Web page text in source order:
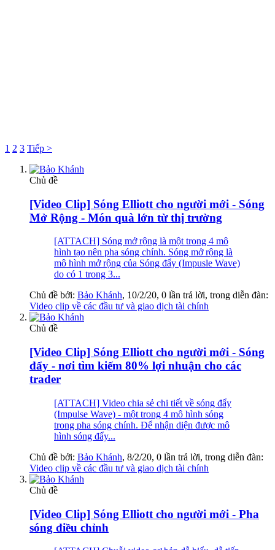
1 2 3 Tiếp >
Chủ đề
[Video Clip] Sóng Elliott cho người mới - Sóng
Mở Rộng - Món quà lớn từ thị trường
[ATTACH] Sóng mở rộng là một trong 4 mô
hình tạo nên pha sóng chính. Sóng mở rộng là
mô hình mở rộng của Sóng đẩy (Impusle Wave)
do có 1 trong 3...
Chủ đề bởi: Bảo Khánh, 10/2/20, 0 lần trả lời, trong diễn đàn:
Video clip về các đầu tư và giao dịch tài chính
Chủ đề
[Video Clip] Sóng Elliott cho người mới - Sóng
đẩy - nơi tìm kiếm 80% lợi nhuận cho các
trader
[ATTACH] Video chia sẻ chi tiết về sóng đẩy
(Impulse Wave) - một trong 4 mô hình sóng
trong pha sóng chính. Để nhận diện được mô
hình sóng đẩy...
Chủ đề bởi: Bảo Khánh, 8/2/20, 0 lần trả lời, trong diễn đàn:
Video clip về các đầu tư và giao dịch tài chính
Chủ đề
[Video Clip] Sóng Elliott cho người mới - Pha
sóng điều chỉnh